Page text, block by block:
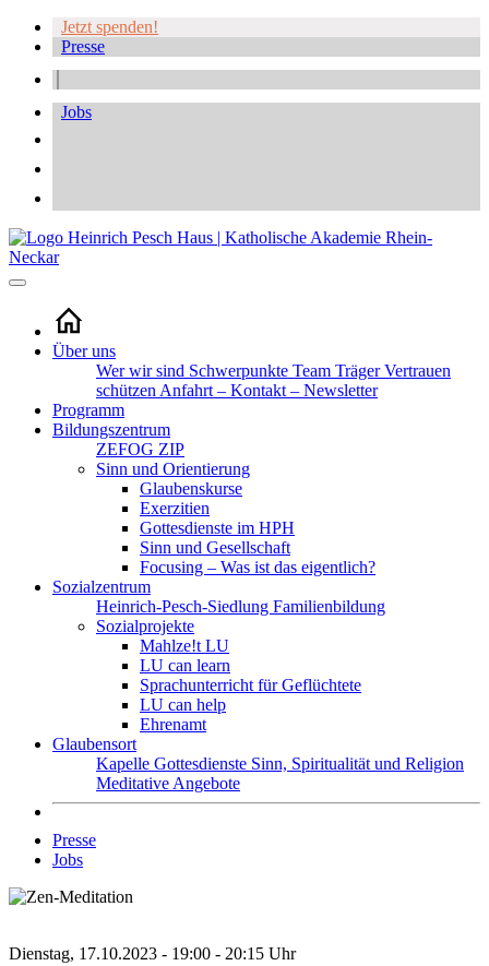
Jetzt spenden!
Presse
Jobs
Über uns
Wer wir sind Schwerpunkte Team TrägerVertrauen
schützen Anfahrt – Kontakt – Newsletter
Programm
Bildungszentrum
ZEFOG ZIP
Sinn und Orientierung
Glaubenskurse
Exerzitien
Gottesdienste im HPH
Sinn und Gesellschaft
Focusing – Was ist das eigentlich?
Sozialzentrum
Heinrich-Pesch-Siedlung Familienbildung
Sozialprojekte
Mahlze!t LU
LU can learn
Sprachunterricht für Geflüchtete
LU can help
Ehrenamt
Glaubensort
Kapelle Gottesdienste Sinn, Spiritualität und Religion
Meditative Angebote
Presse
Jobs
Dienstag, 17.10.2023 - 19:00 - 20:15 Uhr